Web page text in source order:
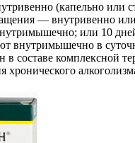
(капельно или
— внутривенно
или 10
внутримышечно в
в составе комплексной
хронического